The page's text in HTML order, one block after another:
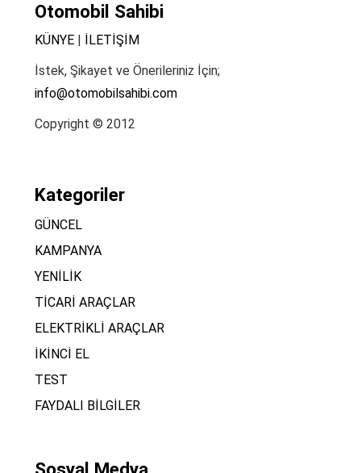
Otomobil Sahibi
KÜNYE|
İLETİŞİM
İstek, Şikayet ve Önerileriniz İçin;
info@otomobilsahibi.com
Copyright © 2012
Kategoriler
GÜNCEL
KAMPANYA
YENİLİK
TİCARİ ARAÇLAR
ELEKTRİKLİ ARAÇLAR
İKİNCİ EL
TEST
FAYDALI BİLGİLER